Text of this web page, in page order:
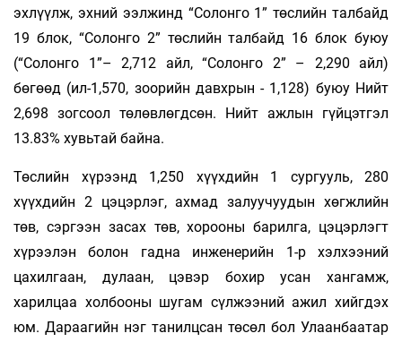
эхлүүлж, эхний ээлжинд “Солонго 1” төслийн талбайд
19 блок, “Солонго 2” төслийн талбайд 16 блок буюу
(“Солонго 1”– 2,712 айл, “Солонго 2” – 2,290 айл)
бөгөөд (ил-1,570, зоорийн давхрын - 1,128) буюу Нийт
2,698 зогсоол төлөвлөгдсөн. Нийт ажлын гүйцэтгэл
13.83% хувьтай байна.
Төслийн хүрээнд 1,250 хүүхдийн 1 сургууль, 280
хүүхдийн 2 цэцэрлэг, ахмад залуучуудын хөгжлийн
төв, сэргээн засах төв, хорооны барилга, цэцэрлэгт
хүрээлэн болон гадна инженерийн 1-р хэлхээний
цахилгаан, дулаан, цэвэр бохир усан хангамж,
харилцаа холбооны шугам сүлжээний ажил хийгдэх
юм. Дараагийн нэг танилцсан төсөл бол Улаанбаатар